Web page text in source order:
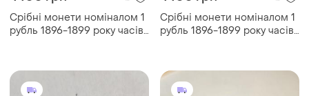
Срібні монети номіналом 1
рубль 1896-1899 року часів
проби. вага: приблизно 20
грамів
Срібні монети номіналом 1
рубль 1896-1899 року часів
проби. вага: приблизно 20
грамів